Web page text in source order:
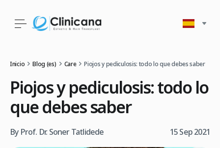
Inicio Blog (es) Care Piojos y pediculosis: todo lo que debes saber
Piojos y pediculosis: todo lo
que debes saber
By Prof. Dr. Soner Tatlidede 15 Sep 2021